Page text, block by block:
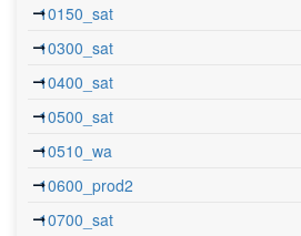
10150_sat
10300_sat
10400_sat
10500_sat
10510_wa
10600_prod2
10700_sat